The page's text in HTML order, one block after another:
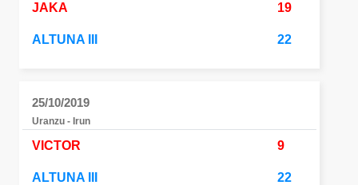
JAKA 19
ALTUNA III 22
25/10/2019
Uranzu - Irun
VICTOR 9
ALTUNA III 22